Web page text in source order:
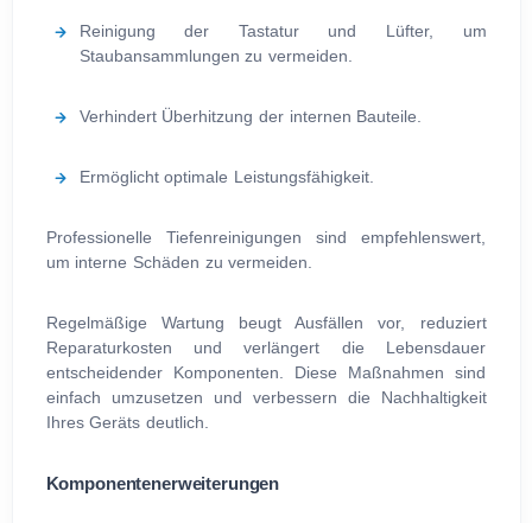
Reinigung der Tastatur und Lüfter, um
Staubansammlungen zu vermeiden.
Verhindert Überhitzung der internen Bauteile.
Ermöglicht optimale Leistungsfähigkeit.
Professionelle Tiefenreinigungen sind empfehlenswert,
um interne Schäden zu vermeiden.
Regelmäßige Wartung beugt Ausfällen vor, reduziert
Reparaturkosten und verlängert die Lebensdauer
entscheidender Komponenten. Diese Maßnahmen sind
einfach umzusetzen und verbessern die Nachhaltigkeit
Ihres Geräts deutlich.
Komponentenerweiterungen